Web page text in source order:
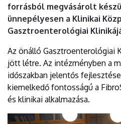
forrásból megvásárolt
ünnepélyesen a Klinikai
Gasztroenterológiai
Az önálló Gasztroenterológiai
jött létre. Az intézményben a
időszakban jelentős
kiemelkedő fontosságú a
és klinikai alkalmazása.